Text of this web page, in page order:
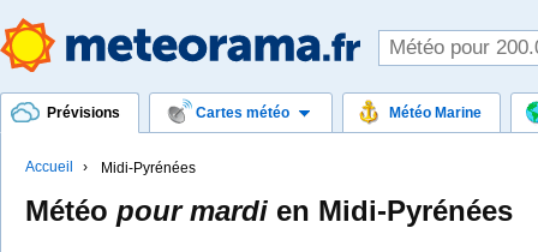
Prévisions Cartes météo Météo Marine
Accueil Midi-Pyrénées
Météo pour mardi en Midi-Pyrénées